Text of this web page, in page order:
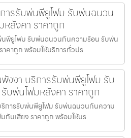
ารรับพ่นพียูโฟม รับพ่นฉนวน
ลังคา ราคาถูก
พียูโฟม รับพ่นฉนวนกันความร้อน รับพ่น
คาถูก พร้อมให้บริการทั่วปร
งงา บริการรับพ่นพียูโฟม รับ
พ่นโฟมหลังคา ราคาถูก
การรับพ่นพียูโฟม รับพ่นฉนวนกันความ
กันเสียง ราคาถูก พร้อมให้บร